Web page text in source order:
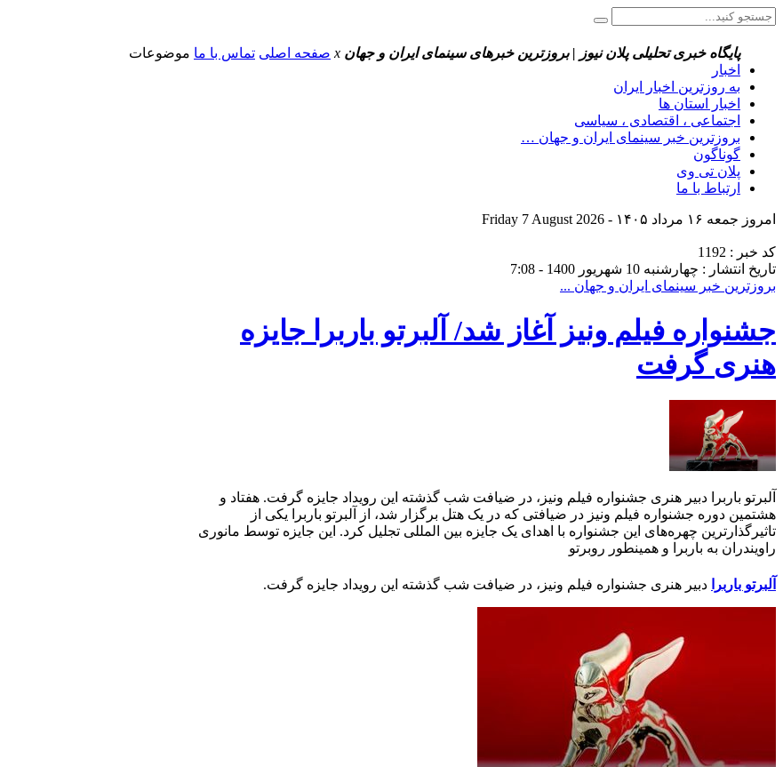
پایگاه خبری تحلیلی پلان نیوز | بروزترین خبرهای سینمای ایران و جهان x صفحه اصلی تماس با ما موضوعات
اخبار
به روزترین اخبار ایران
اخبار استان ها
اجتماعی ، اقتصادی ، سیاسی
بروزترین خبر سینمای ایران و جهان …
گوناگون
پلان تی وی
ارتباط با ما
امروز جمعه ۱۶ مرداد ۱۴۰۵ - Friday 7 August 2026
کد خبر : 1192
تاریخ انتشار : چهارشنبه 10 شهریور 1400 - 7:08
بروزترین خبر سینمای ایران و جهان ...
جشنواره فیلم ونیز آغاز شد/ آلبرتو باربرا جایزه
هنری گرفت
آلبرتو باربرا دبیر هنری جشنواره فیلم ونیز، در ضیافت شب گذشته این رویداد جایزه گرفت. هفتاد و
هشتمین دوره جشنواره فیلم ونیز در ضیافتی که در یک هتل برگزار شد، از آلبرتو باربرا یکی از
تاثیرگذارترین چهره‌های این جشنواره با اهدای یک جایزه بین المللی تجلیل کرد. این جایزه توسط مانوری
راویندران به باربرا و همینطور روبرتو
آلبرتو باربرا دبیر هنری جشنواره فیلم ونیز، در ضیافت شب گذشته این رویداد جایزه گرفت.